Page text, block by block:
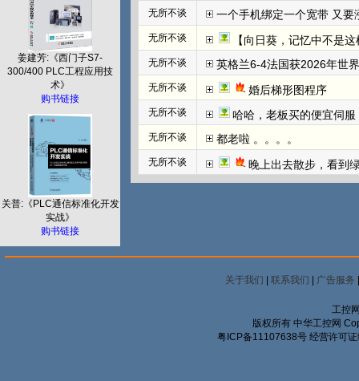
姜建芳:《西门子S7-
300/400 PLC工程应用技
术》
购书链接
关普:《PLC通信标准化开发
实战》
购书链接
无所不谈 一个手机绑定一个宽带 又要
无所不谈 【向日葵，记忆中不是
无所不谈 英格兰6-4法国获2026年世
无所不谈 婚后梯形图程序
无所不谈 哈哈，老板买的便宜伺
无所不谈 都老啦 。。。。
无所不谈 晚上出去散步，看到
关于我们 | 联系我们 | 广告服务
工控
版权所有 中华工控网
粤ICP备11107638号 经营许可